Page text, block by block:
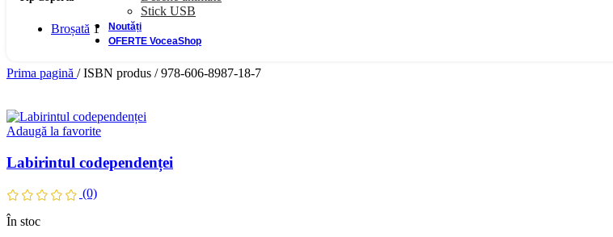
Stick USB
Noutăți
OFERTE VoceaShop
Broșată 1
Prima pagină / ISBN produs / 978-606-8987-18-7
Adaugă la favorite
Labirintul codependenței
(0)
În stoc